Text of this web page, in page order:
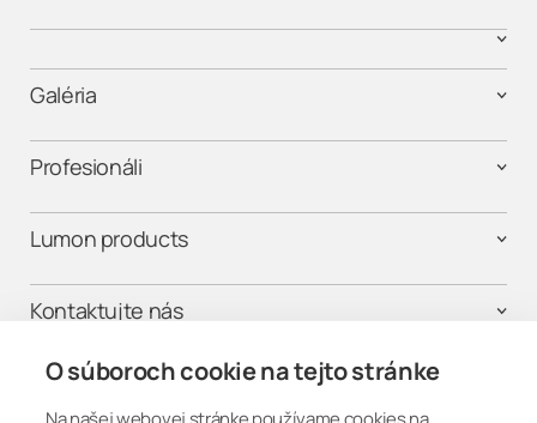
O súboroch cookie na tejto stránke
Galéria
Profesionáli
Lumon products
Kontaktujte nás